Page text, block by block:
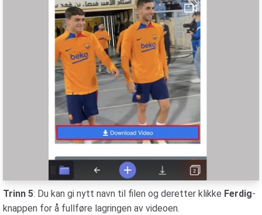
Trinn 5: Du kan gi nytt navn til filen og deretter klikke Ferdig-
knappen for å fullføre lagringen av videoen.